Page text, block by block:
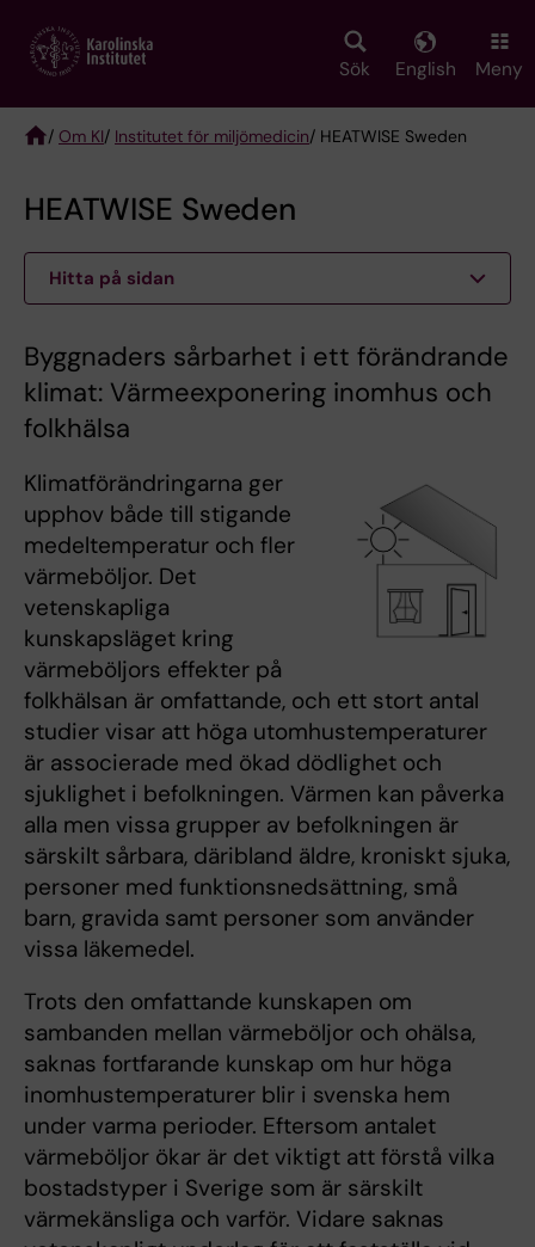
main
Sök English Meny
/ Om KI/ Institutet för miljömedicin/ HEATWISE Sweden
HEATWISE Sweden
Hitta på sidan
Byggnaders sårbarhet i ett förändrande
klimat: Värmeexponering inomhus och
folkhälsa
Klimatförändringarna ger
upphov både till stigande
medeltemperatur och fler
värmeböljor. Det
vetenskapliga
kunskapsläget kring
värmeböljors effekter på
folkhälsan är omfattande, och ett stort antal
studier visar att höga utomhustemperaturer
är associerade med ökad dödlighet och
sjuklighet i befolkningen. Värmen kan påverka
alla men vissa grupper av befolkningen är
särskilt sårbara, däribland äldre, kroniskt sjuka,
personer med funktionsnedsättning, små
barn, gravida samt personer som använder
vissa läkemedel.
Trots den omfattande kunskapen om
sambanden mellan värmeböljor och ohälsa,
saknas fortfarande kunskap om hur höga
inomhustemperaturer blir i svenska hem
under varma perioder. Eftersom antalet
värmeböljor ökar är det viktigt att förstå vilka
bostadstyper i Sverige som är särskilt
värmekänsliga och varför. Vidare saknas